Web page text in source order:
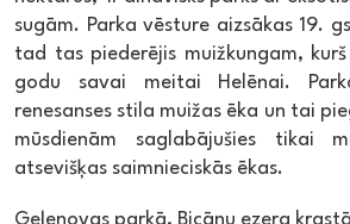
sugām. Parka vēsture aizsākas 19.
tad tas piederējis muižkungam,
godu savai meitai Helēnai.
renesanses stila muižas ēka un tai
mūsdienām saglabājušies tikai
atsevišķas saimnieciskās ēkas.